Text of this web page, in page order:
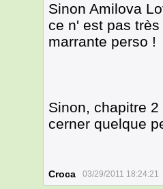
Sinon Amilova
ce n' est pas
marrante perso !
Sinon, chapitre
cerner quelque
Croca 03/29/2011 18:24:21